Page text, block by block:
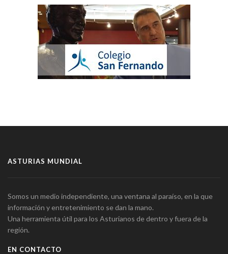
ASTURIAS MUNDIAL
Somos un medio independiente, una ventana al paraíso, en la que
información y entretenimiento se dan la mano.
Una herramienta útil para los Asturianos de dentro y fuera de la
región.
EN CONTACTO